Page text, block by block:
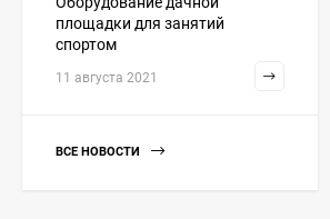
площадки для занятий
спортом
11 августа 2021
ВСЕ НОВОСТИ